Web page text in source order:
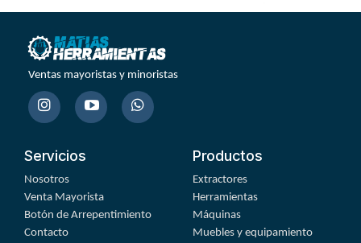
Ventas mayoristas y minoristas
Servicios
Nosotros
Venta Mayorista
Botón de Arrepentimiento
Contacto
Productos
Extractores
Herramientas
Máquinas
Muebles y equipamiento